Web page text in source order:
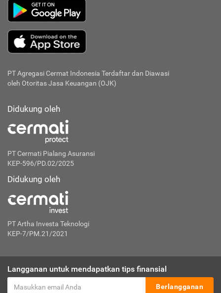
PT Agregasi Cermat Indonesia Terdaftar dan Diawasi
oleh Otoritas Jasa Keuangan (OJK)
Didukung oleh
PT Cermati Pialang Asuransi
KEP-596/PD.02/2025
Didukung oleh
PT Artha Investa Teknologi
KEP-7/PM.21/2021
Langganan untuk mendapatkan tips finansial
Berlangganan